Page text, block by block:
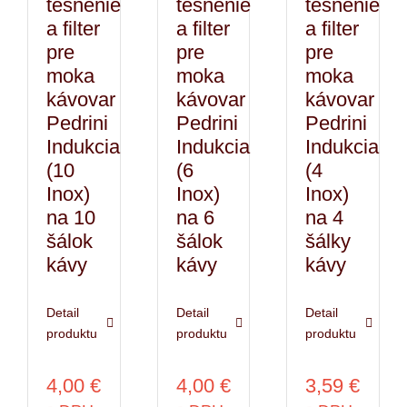
tesnenie
a filter
pre
moka
kávovar
Pedrini
Indukcia
(10
Inox)
na 10
šálok
kávy
Detail
produktu
4,00 €
tesnenie
a filter
pre
moka
kávovar
Pedrini
Indukcia
(6
Inox)
na 6
šálok
kávy
Detail
produktu
4,00 €
tesnenie
a filter
pre
moka
kávovar
Pedrini
Indukcia
(4
Inox)
na 4
šálky
kávy
Detail
produktu
3,59€